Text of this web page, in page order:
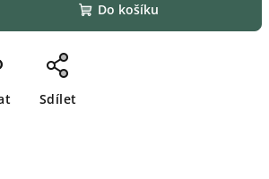
Do košíku
Sdílet